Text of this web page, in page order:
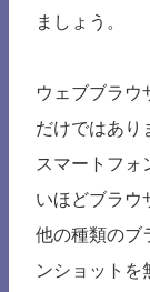
ましょう。
ウェブブラウ
だけではあり
スマートフォ
いほどブラウ
他の種類のブ
ンショットを